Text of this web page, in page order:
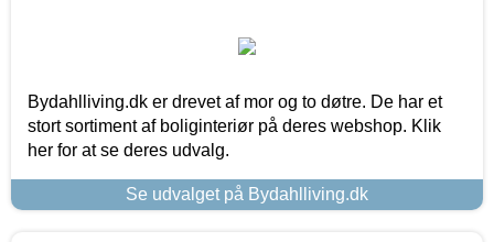
Bydahlliving.dk er drevet af mor og to døtre. De har et
stort sortiment af boliginteriør på deres webshop. Klik
her for at se deres udvalg.
Se udvalget på Bydahlliving.dk